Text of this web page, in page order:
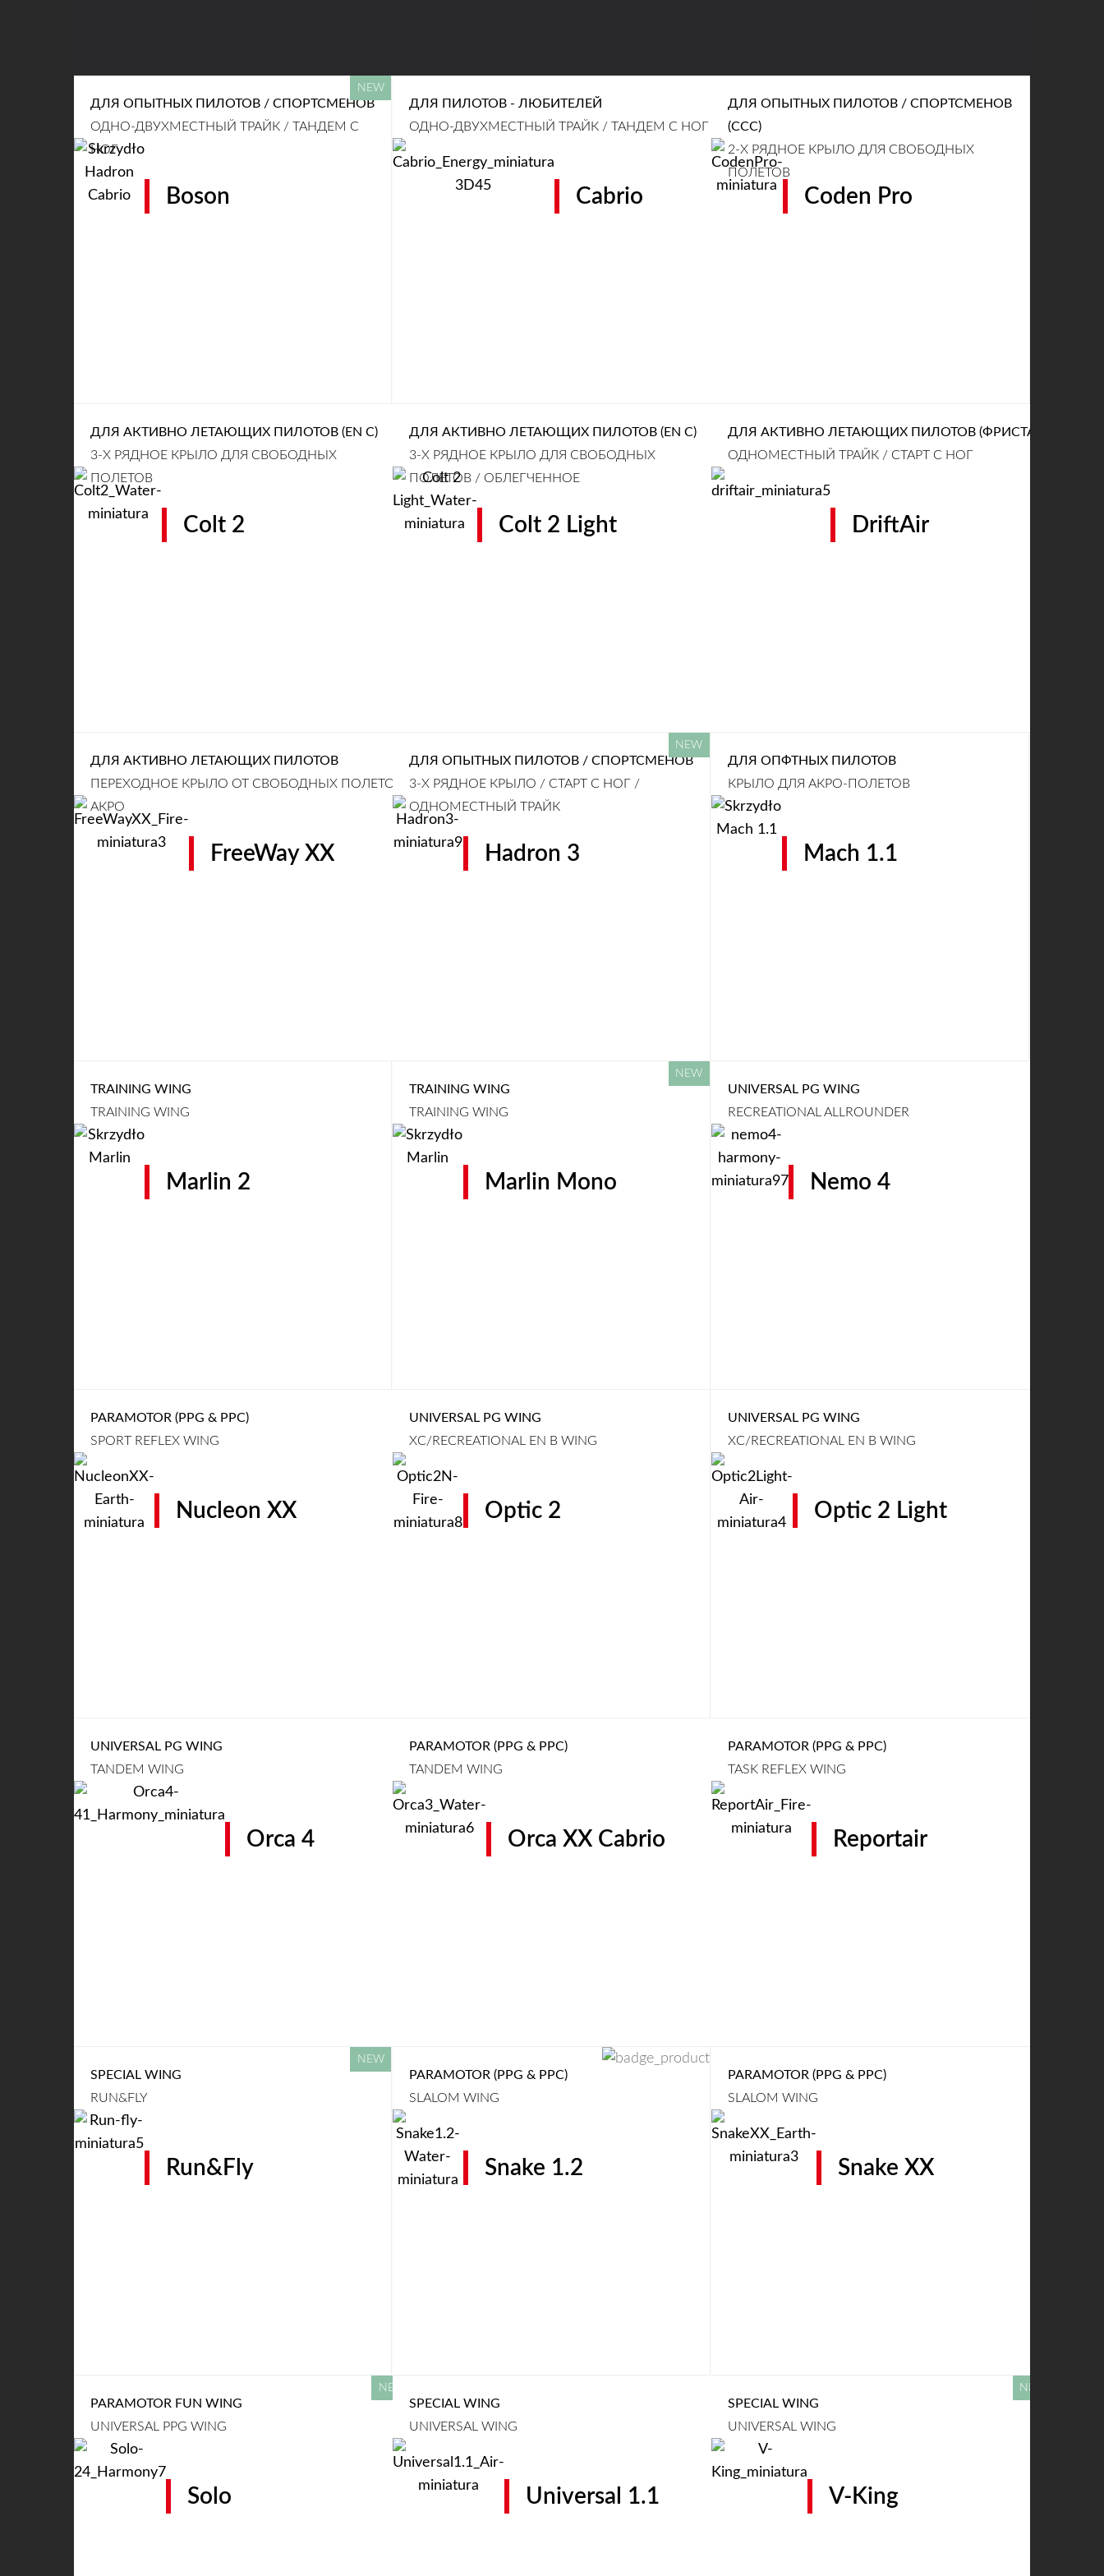
ДЛЯ ОПЫТНЫХ ПИЛОТОВ / СПОРТСМЕНОВ
ОДНО-ДВУХМЕСТНЫЙ ТРАЙК / ТАНДЕМ С
НОГ
Boson
ДЛЯ ПИЛОТОВ - ЛЮБИТЕЛЕЙ
ОДНО-ДВУХМЕСТНЫЙ ТРАЙК / ТАНДЕМ С НОГ
Cabrio
ДЛЯ ОПЫТНЫХ ПИЛОТОВ / СПОРТСМЕНОВ
(CCC)
2-Х РЯДНОЕ КРЫЛО ДЛЯ СВОБОДНЫХ
ПОЛЕТОВ
Coden Pro
ДЛЯ АКТИВНО ЛЕТАЮЩИХ ПИЛОТОВ (EN C)
3-Х РЯДНОЕ КРЫЛО ДЛЯ СВОБОДНЫХ
ПОЛЕТОВ
Colt 2
ДЛЯ АКТИВНО ЛЕТАЮЩИХ ПИЛОТОВ (EN C)
3-Х РЯДНОЕ КРЫЛО ДЛЯ СВОБОДНЫХ
ПОЛЕТОВ / ОБЛЕГЧЕННОЕ
Colt 2 Light
ДЛЯ АКТИВНО ЛЕТАЮЩИХ ПИЛОТОВ (ФРИСТАЙЛ)
ОДНОМЕСТНЫЙ ТРАЙК / СТАРТ С НОГ
DriftAir
ДЛЯ АКТИВНО ЛЕТАЮЩИХ ПИЛОТОВ
ПЕРЕХОДНОЕ КРЫЛО ОТ СВОБОДНЫХ ПОЛЕТОВ К
АКРО
FreeWay XX
ДЛЯ ОПЫТНЫХ ПИЛОТОВ / СПОРТСМЕНОВ
3-Х РЯДНОЕ КРЫЛО / СТАРТ С НОГ /
ОДНОМЕСТНЫЙ ТРАЙК
Hadron 3
ДЛЯ ОПФТНЫХ ПИЛОТОВ
КРЫЛО ДЛЯ АКРО-ПОЛЕТОВ
Mach 1.1
TRAINING WING
TRAINING WING
Marlin 2
TRAINING WING
TRAINING WING
Marlin Mono
UNIVERSAL PG WING
RECREATIONAL ALLROUNDER
Nemo 4
PARAMOTOR (PPG & PPC)
SPORT REFLEX WING
Nucleon XX
UNIVERSAL PG WING
XC/RECREATIONAL EN B WING
Optic 2
UNIVERSAL PG WING
XC/RECREATIONAL EN B WING
Optic 2 Light
UNIVERSAL PG WING
TANDEM WING
Orca 4
PARAMOTOR (PPG & PPC)
TANDEM WING
Orca XX Cabrio
PARAMOTOR (PPG & PPC)
TASK REFLEX WING
Reportair
SPECIAL WING
RUN&FLY
Run&Fly
PARAMOTOR (PPG & PPC)
SLALOM WING
Snake 1.2
PARAMOTOR (PPG & PPC)
SLALOM WING
Snake XX
PARAMOTOR FUN WING
UNIVERSAL PPG WING
Solo
SPECIAL WING
UNIVERSAL WING
Universal 1.1
SPECIAL WING
UNIVERSAL WING
V-King